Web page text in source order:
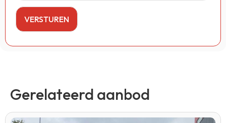
Gerelateerd aanbod